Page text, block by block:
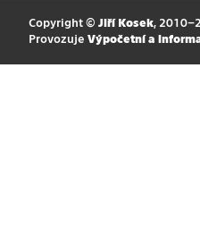
Copyright © Jiří Kosek,
Provozuje Výpočetní a